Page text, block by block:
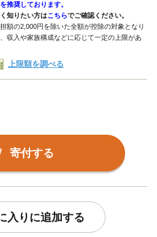
を推奨しております。
知りたい方はこちらでご確認ください。
額の2,000円を除いた全額が控除の対象となり
収入や家族構成などに応じて一定の上限があ
上限額を調べる
寄付する
入りに追加する